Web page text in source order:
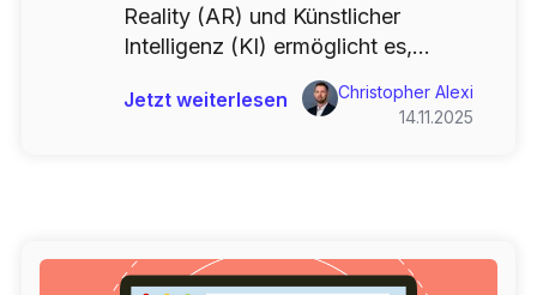
Christopher Alexi
14.11.2025
Reality (AR) und Künstlicher
Intelligenz (KI) ermöglicht es,...
Jetzt weiterlesen